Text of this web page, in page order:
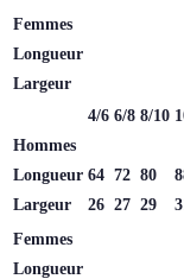
Femmes
Longueur
Largeur
4/6 6/8 8/10
Hommes
Longueur 64 72 80
Largeur
26 27 29
Femmes
Longueur